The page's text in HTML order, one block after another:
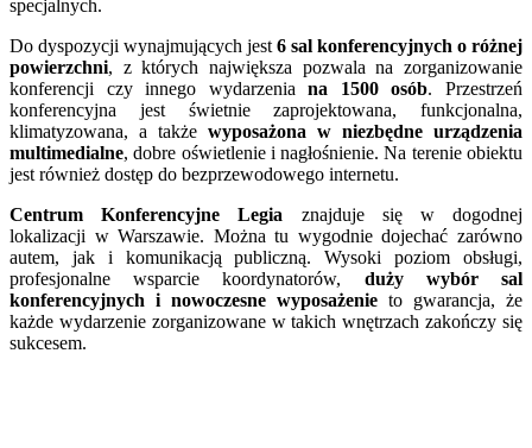
specjalnych.
Do dyspozycji wynajmujących jest 6 sal konferencyjnych o różnej
powierzchni, z których największa pozwala na zorganizowanie
konferencji czy innego wydarzeniana 1500 osób. Przestrzeń
konferencyjna jest świetnie zaprojektowana, funkcjonalna,
klimatyzowana, a także wyposażona w niezbędne urządzenia
multimedialne, dobre oświetlenie i nagłośnienie. Na terenie obiektu
jest również dostęp do bezprzewodowego internetu.
Centrum Konferencyjne Legia znajduje się w dogodnej
lokalizacji w Warszawie. Można tu wygodnie dojechać zarówno
autem, jak i komunikacją publiczną. Wysoki poziom obsługi,
profesjonalne wsparcie koordynatorów, duży wybór sal
konferencyjnych i nowoczesne wyposażenie to gwarancja, że
każde wydarzenie zorganizowane w takich wnętrzach zakończy się
sukcesem.